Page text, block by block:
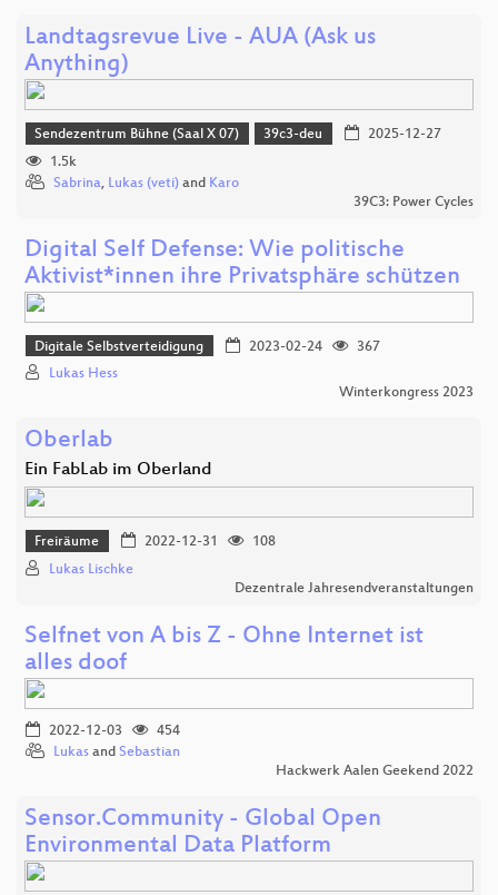
Landtagsrevue Live - AUA (Ask us
Anything)
Sendezentrum Bühne (Saal X 07) 39c3-deu
2025-12-27
1.5k
Sabrina, Lukas (veti) and Karo
39C3: Power Cycles
Digital Self Defense: Wie politische
Aktivist*innen ihre Privatsphäre schützen
Digitale Selbstverteidigung 2023-02-24
367
Lukas Hess
Winterkongress 2023
Oberlab
Ein FabLab im Oberland
Freiräume 2022-12-31
108
Lukas Lischke
Dezentrale Jahresendveranstaltungen
Selfnet von A bis Z - Ohne Internet ist
alles doof
2022-12-03
454
Lukas and Sebastian
Hackwerk Aalen Geekend 2022
Sensor.Community - Global Open
Environmental Data Platform